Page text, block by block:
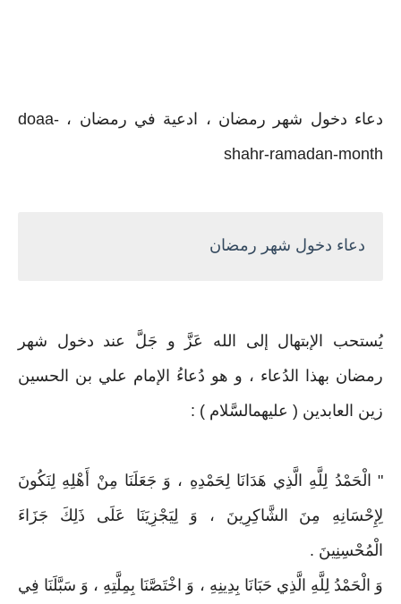
دعاء دخول شهر رمضان ، ادعية في رمضان ، doaa-
shahr-ramadan-month
دعاء دخول شهر رمضان
يُستحب الإبتهال إلى الله عَزَّ و جَلَّ عند دخول شهر
رمضان بهذا الدُعاء ، و هو دُعاءُ الإمام علي بن الحسين
زين العابدين ( عليهمالسَّلام ) :
" الْحَمْدُ لِلَّهِ الَّذِي هَدَانَا لِحَمْدِهِ ، وَ جَعَلَنَا مِنْ أَهْلِهِ لِنَكُونَ
لِإِحْسَانِهِ مِنَ الشَّاكِرِينَ ، وَ لِيَجْزِيَنَا عَلَى ذَلِكَ جَزَاءَ
الْمُحْسِنِينَ .
وَ الْحَمْدُ لِلَّهِ الَّذِي حَبَانَا بِدِينِهِ ، وَ اخْتَصَّنَا بِمِلَّتِهِ ، وَ سَبَّلَنَا فِي